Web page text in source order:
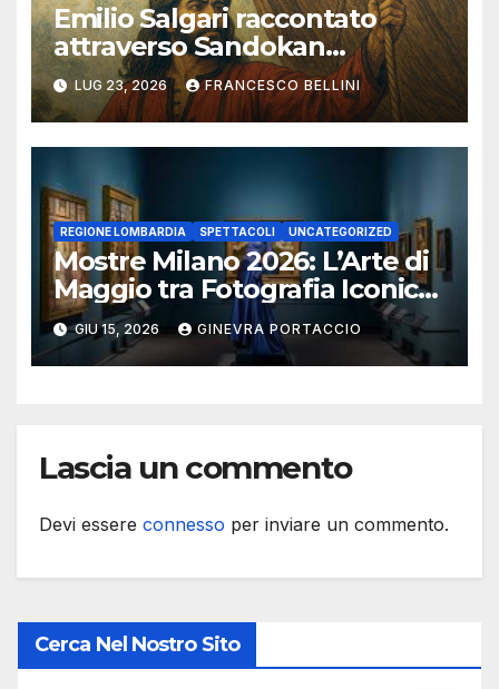
Emilio Salgari raccontato
attraverso Sandokan
(seconda ed ultima parte)
LUG 23, 2026 FRANCESCO BELLINI
REGIONE LOMBARDIA SPETTACOLI UNCATEGORIZED
Mostre Milano 2026: L’Arte di
Maggio tra Fotografia Iconica
e Installazioni Immersive
GIU 15, 2026 GINEVRA PORTACCIO
Lascia un commento
Devi essere connesso per inviare un commento.
Cerca Nel Nostro Sito